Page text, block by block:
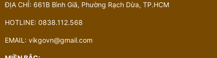
ĐỊA CHỈ: 661B Bình Giã, Phường Rạch Dừa, TP.HCM
HOTLINE: 0838.112.568
EMAIL: vikgovn@gmail.com